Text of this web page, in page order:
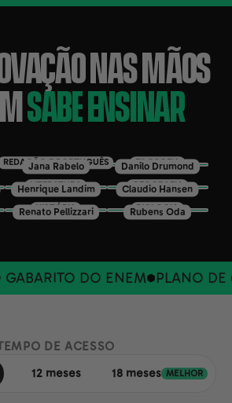
NAS MÃOS
SABE ENSINAR
REDAÇÃO E PORTUGUÊS
Jana Rabelo FILOSOFIA
Danilo Drumond
LITERATURA
Henrique Landim GEOGRAFIA
Claudio Hansen
HISTÓRIA
Renato Pellizzari BIOLOGIA
Rubens Oda
DO ENEM PLANO DE 6
DE ACESSO
12 meses 18 meses MELHOR